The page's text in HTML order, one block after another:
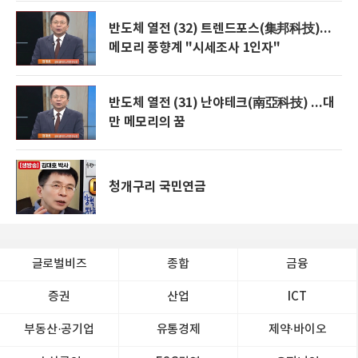
반도체 열전 (32) 트렌드포스(集邦科技)...
메모리 풍향계 "시세조사 1인자"
반도체 열전 (31) 난야테크(南亞科技) ...대
만 메모리의 꿈
청개구리 국민연금
글로벌비즈 종합 금융
증권 산업 ICT
부동산·공기업 유통경제 제약∙바이오